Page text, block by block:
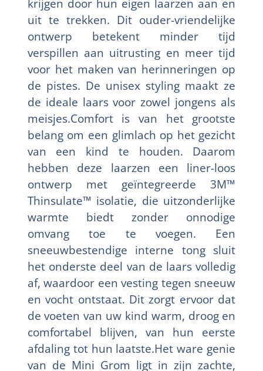
uit te trekken. Dit ouder-vriendelijke
ontwerp betekent minder tijd
verspillen aan uitrusting en meer tijd
voor het maken van herinneringen op
de pistes. De unisex styling maakt ze
de ideale laars voor zowel jongens als
meisjes.Comfort is van het grootste
belang om een glimlach op het gezicht
van een kind te houden. Daarom
hebben deze laarzen een liner-loos
ontwerp met geïntegreerde 3M™
Thinsulate™ isolatie, die uitzonderlijke
warmte biedt zonder onnodige
omvang toe te voegen. Een
sneeuwbestendige interne tong sluit
het onderste deel van de laars volledig
af, waardoor een vesting tegen sneeuw
en vocht ontstaat. Dit zorgt ervoor dat
de voeten van uw kind warm, droog en
comfortabel blijven, van hun eerste
afdaling tot hun laatste.Het ware genie
van de Mini Grom ligt in zijn zachte,